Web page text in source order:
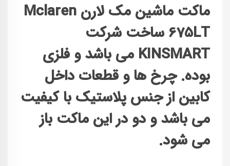
ماکت ماشین مک لارن Mclaren
675LT ساخت شرکت
KINSMART می باشد و فلزی
بوده. چرخ ها و قطعات داخل
کابین از جنس پلاستیک با کیفیت
می باشد و دو در این ماکت باز
می شود.